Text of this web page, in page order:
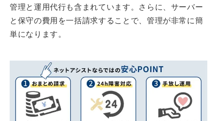
管理と運用代行も含まれています。さらに、サーバー
と保守の費用を一括請求することで、管理が非常に簡
単になります。